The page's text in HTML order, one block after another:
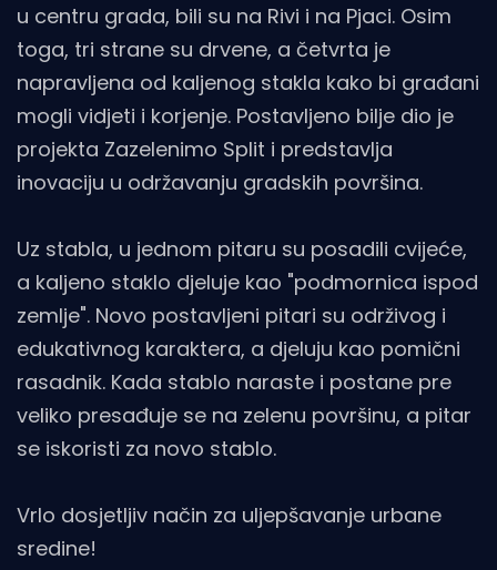
u centru grada, bili su na Rivi i na Pjaci. Osim
toga, tri strane su drvene, a četvrta je
napravljena od kaljenog stakla kako bi građani
mogli vidjeti i korjenje. Postavljeno bilje dio je
projekta Zazelenimo Split i predstavlja
inovaciju u održavanju gradskih površina.
Uz stabla, u jednom pitaru su posadili cvijeće,
a kaljeno staklo djeluje kao "podmornica ispod
zemlje". Novo postavljeni pitari su održivog i
edukativnog karaktera, a djeluju kao pomični
rasadnik. Kada stablo naraste i postane pre
veliko presađuje se na zelenu površinu, a pitar
se iskoristi za novo stablo.
Vrlo dosjetljiv način za uljepšavanje urbane
sredine!